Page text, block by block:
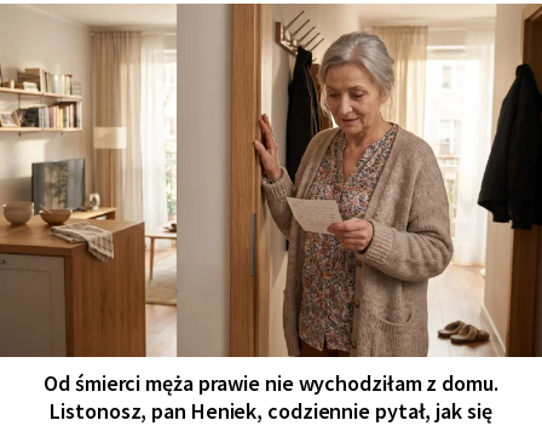
Od śmierci męża prawie nie wychodziłam z domu.
Listonosz, pan Heniek, codziennie pytał, jak się